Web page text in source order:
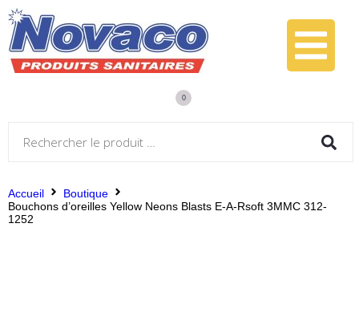
0
Accueil
Boutique
Bouchons d’oreilles Yellow Neons Blasts E-A-Rsoft 3MMC 312-
1252